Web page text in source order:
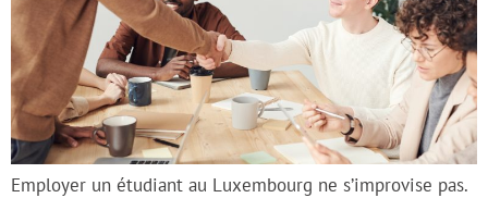
Employer un étudiant au Luxembourg ne s’improvise pas.